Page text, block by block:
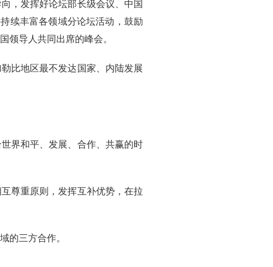
，发挥好论坛部长级会议、中国
续丰富各领域分论坛活动，鼓励
领导人共同出席的峰会。
比地区最不发达国家、内陆发展
界和平、发展、合作、共赢的时
尊重原则，发挥互补优势，在拉
的三方合作。